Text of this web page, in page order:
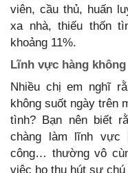
viên, cầu thủ, huấn
xa nhà, thiếu thốn
khoảng 11%.
Lĩnh vực hàng không
Nhiều chị em nghĩ
không suốt ngày trên
tình? Bạn nên biết
chàng làm lĩnh vực
công… thường vô
việc họ thu hút sự